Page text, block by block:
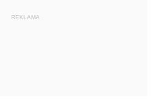
REKLAMA